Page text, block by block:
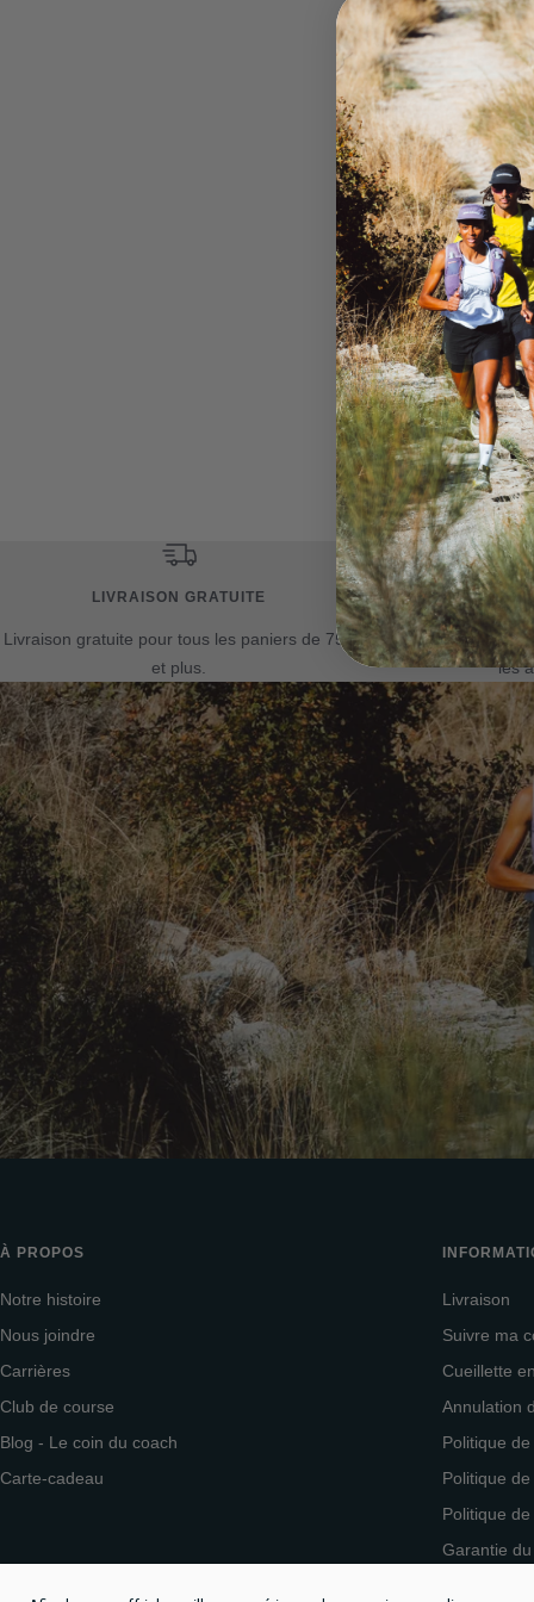
Les chaussettes
polyvalence. Fabriquées
toutes les conditions.
renforcées sous le pied,
épaisseur absorbent la
glisser. Grâce à la
parfaitement le pied. Un
supérieurs et garantit la
LIVRAISON GRATUITE
Livraison gratuite pour tous les paniers de 75$
et plus.
Politique de
les
À PROPOS
Notre histoire
Nous joindre
Carrières
Club de course
Blog - Le coin du coach
Carte-cadeau
Livraison
Suivre ma
Cueillette
Annulation
Politique
Politique
Politique
Garantie